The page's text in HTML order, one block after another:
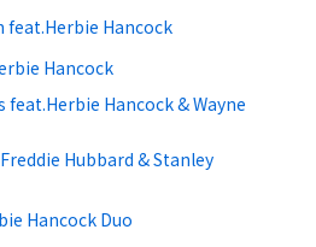
feat.Herbie Hancock
Hancock
feat.Herbie Hancock & Wayne
Hubbard & Stanley
Hancock Duo